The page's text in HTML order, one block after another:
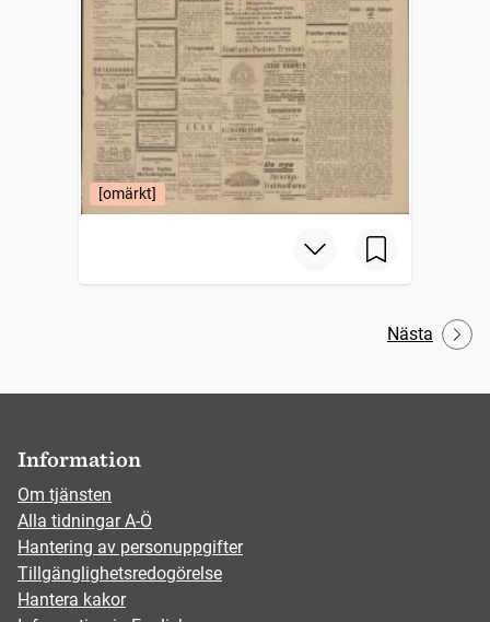
[omärkt]
Nästa
Information
Om tjänsten
Alla tidningar A-Ö
Hantering av personuppgifter
Tillgänglighetsredogörelse
Hantera kakor